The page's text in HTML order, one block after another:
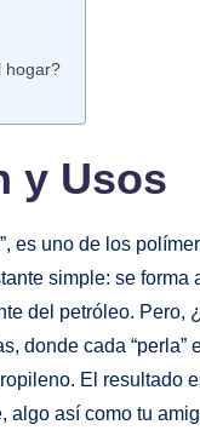
hogar?
y Usos
es uno de los
simple: se forma
del petróleo. Pero,
donde cada‍ “perla”
El resultado
algo así como tu